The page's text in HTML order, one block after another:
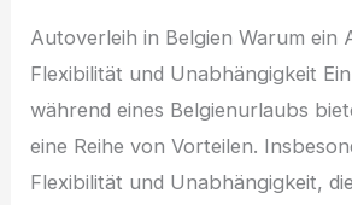
Autoverleih in Belgien Warum ein
Flexibilität und Unabhängigkeit
während eines Belgienurlaubs
eine Reihe von Vorteilen.
Flexibilität und Unabhängigkeit,